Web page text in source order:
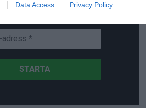
Data Access Privacy Policy